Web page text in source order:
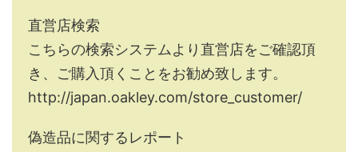
直営店検索
こちらの検索システムより直営店をご確認頂
き、ご購入頂くことをお勧め致します。
http://japan.oakley.com/store_customer/
偽造品に関するレポート